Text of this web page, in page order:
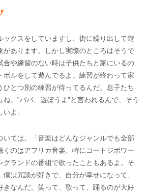
ックスをしていますし、街に繰り出して遊
があります。しかし実際のところはそうで
合や練習のない時は子供たちと家にいるの
ボルをして遊んでるよ。練習が終わって家
ひとつ別の練習が待ってるんだ。息子たち
。”パパ、遊ぼうよ”と言われるんで、そう
よ」
いては。「音楽はどんなジャンルでも全部
くのはアフリカ音楽、特にコートジボワー
グランドの番組で歌ったこともあるよ。そ
は冗談が好きで、自分が幸せになって、
きなんだ。笑って、歌って、踊るのが大好